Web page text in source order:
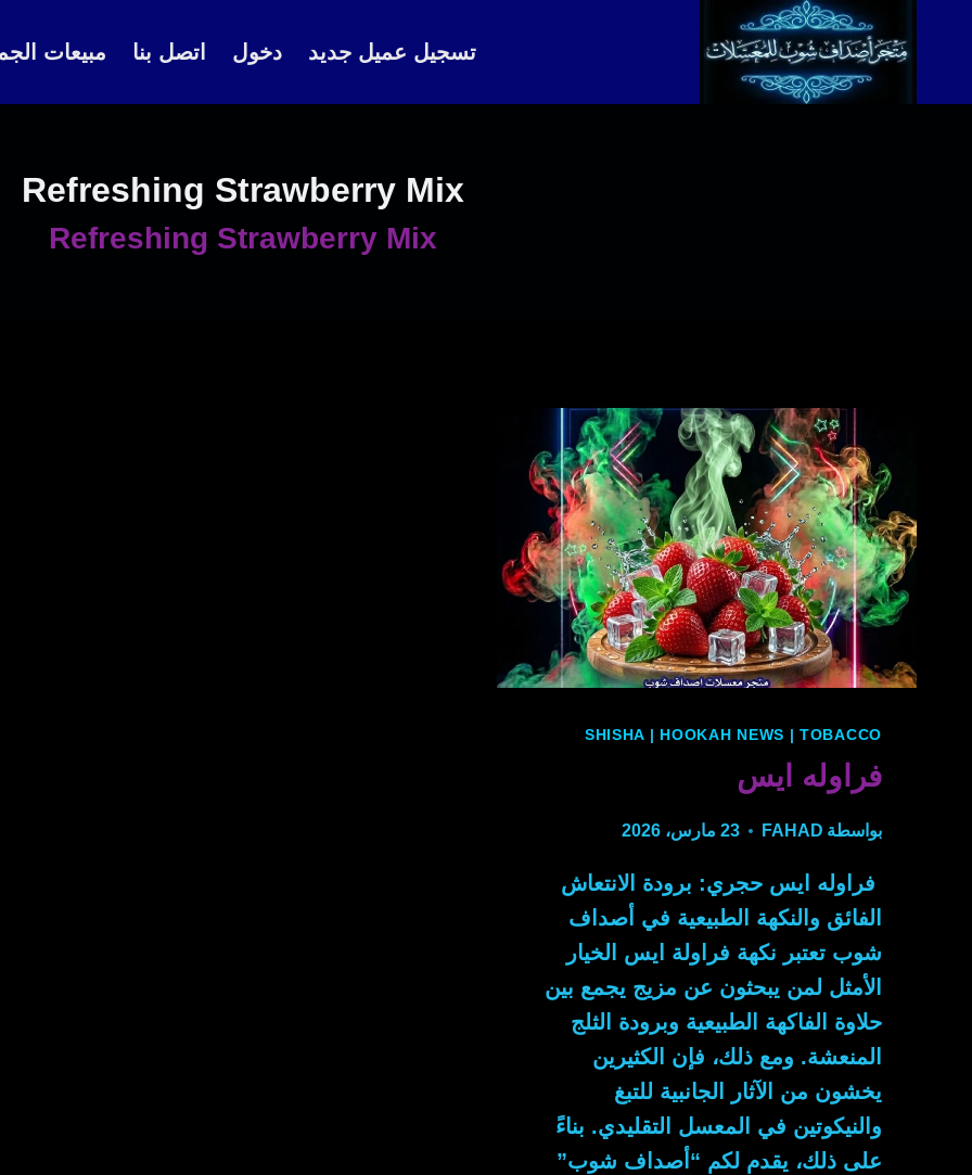
تسجيل عميل جديد دخول اتصل بنا مبيعات
Refreshing Strawberry Mix
Refreshing Strawberry Mix
SHISHA | HOOKAH NEWS |TOBACCO
فراوله ايس
بواسطة FAHAD 23 مارس، 2026
فراوله ايس حجري: برودة الانتعاش
الفائق والنكهة الطبيعية في أصداف
شوب تعتبر نكهة فراولة ايس الخيار
الأمثل لمن يبحثون عن مزيج يجمع بين
حلاوة الفاكهة الطبيعية وبرودة الثلج
المنعشة. ومع ذلك، فإن الكثيرين
يخشون من الآثار الجانبية للتبغ
والنيكوتين في المعسل التقليدي. بناءً
على ذلك، يقدم لكم “أصداف شوب”